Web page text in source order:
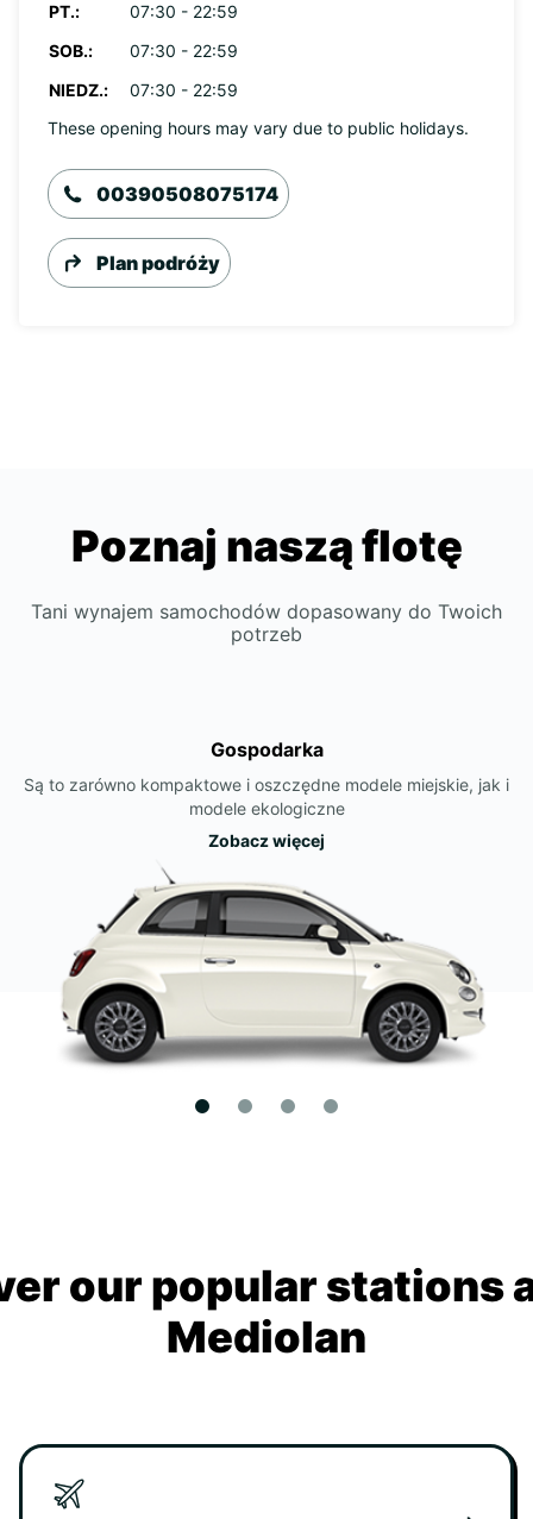
PT.:
07:30 - 22:59
SOB.:
07:30 - 22:59
NIEDZ.:
07:30 - 22:59
These opening hours may vary due to public holidays.
00390508075174
Plan podróży
Poznaj naszą flotę
Tani wynajem samochodów dopasowany do Twoich
potrzeb
Gospodarka
Są to zarówno kompaktowe i oszczędne modele miejskie, jak i
modele ekologiczne
Zobacz więcej
our popular stations
Mediolan